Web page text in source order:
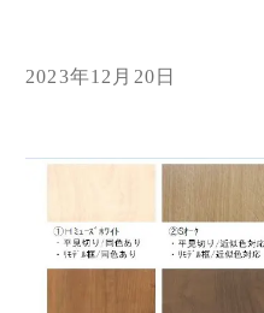
2023年12月20日